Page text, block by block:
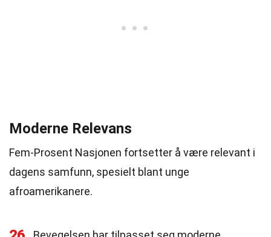
Moderne Relevans
Fem-Prosent Nasjonen fortsetter å være relevant i
dagens samfunn, spesielt blant unge
afroamerikanere.